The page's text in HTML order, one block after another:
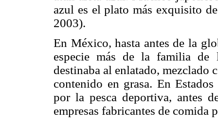
azul es el plato más exquisito
2003).
En México, hasta antes de la
especie más de la familia de
destinaba al enlatado, mezclado
contenido en grasa. En
por la pesca deportiva, antes
empresas fabricantes de comida